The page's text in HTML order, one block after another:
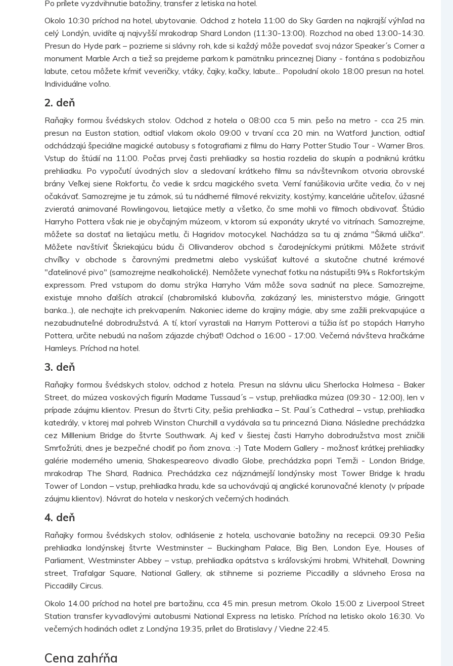
Po prílete vyzdvihnutie batožiny, transfer z letiska na hotel.
Okolo 10:30 príchod na hotel, ubytovanie. Odchod z hotela 11:00 do Sky Garden na najkrajší výhľad na
celý Londýn, uvidíte aj najvyšší mrakodrap Shard London (11:30-13:00). Rozchod na obed 13:00-14:30.
Presun do Hyde park – pozrieme si slávny roh, kde si každý môže povedať svoj názor Speaker´s Corner a
monument Marble Arch a tiež sa prejdeme parkom k pamätníku princeznej Diany - fontána s podobizňou
labute, cetou môžete kŕmiť veveričky, vtáky, čajky, kačky, labute... Popoludní okolo 18:00 presun na hotel.
Individuálne voľno.
2. deň
Raňajky formou švédskych stolov. Odchod z hotela o 08:00 cca 5 min. pešo na metro - cca 25 min.
presun na Euston station, odtiaľ vlakom okolo 09:00 v trvaní cca 20 min. na Watford Junction, odtiaľ
odchádzajú špeciálne magické autobusy s fotografiami z filmu do Harry Potter Studio Tour - Warner Bros.
Vstup do štúdií na 11:00. Počas prvej časti prehliadky sa hostia rozdelia do skupín a podniknú krátku
prehliadku. Po vypočutí úvodných slov a sledovaní krátkeho filmu sa návštevníkom otvoria obrovské
brány Veľkej siene Rokfortu, čo vedie k srdcu magického sveta. Verní fanúšikovia určite vedia, čo v nej
očakávať. Samozrejme je tu zámok, sú tu nádherné filmové rekvizity, kostýmy, kancelárie učiteľov, úžasné
zvieratá animované Rowlingovou, lietajúce metly a všetko, čo sme mohli vo filmoch obdivovať. Štúdio
Harryho Pottera však nie je obyčajným múzeom, v ktorom sú exponáty ukryté vo vitrínach. Samozrejme,
môžete sa dostať na lietajúcu metlu, či Hagridov motocykel. Nachádza sa tu aj známa "Šikmá ulička".
Môžete navštíviť Škriekajúcu búdu či Ollivanderov obchod s čarodejníckymi prútikmi. Môžete stráviť
chvíľky v obchode s čarovnými predmetmi alebo vyskúšať kultové a skutočne chutné krémové
"ďatelinové pivo" (samozrejme nealkoholické). Nemôžete vynechať fotku na nástupišti 9¾ s Rokfortským
expressom. Pred vstupom do domu strýka Harryho Vám môže sova sadnúť na plece. Samozrejme,
existuje mnoho ďalších atrakcií (chabromilská klubovňa, zakázaný les, ministerstvo mágie, Gringott
banka...), ale nechajte ich prekvapením. Nakoniec ideme do krajiny mágie, aby sme zažili prekvapujúce a
nezabudnuteľné dobrodružstvá. A tí, ktorí vyrastali na Harrym Potterovi a túžia ísť po stopách Harryho
Pottera, určite nebudú na našom zájazde chýbať! Odchod o 16:00 - 17:00. Večerná návšteva hračkárne
Hamleys. Príchod na hotel.
3. deň
Raňajky formou švédskych stolov, odchod z hotela. Presun na slávnu ulicu Sherlocka Holmesa - Baker
Street, do múzea voskových figurín Madame Tussaud´s – vstup, prehliadka múzea (09:30 - 12:00), len v
prípade záujmu klientov. Presun do štvrti City, pešia prehliadka – St. Paul´s Cathedral – vstup, prehliadka
katedrály, v ktorej mal pohreb Winston Churchill a vydávala sa tu princezná Diana. Následne prechádzka
cez Milllenium Bridge do štvrte Southwark. Aj keď v šiestej časti Harryho dobrodružstva most zničili
Smrťožrúti, dnes je bezpečné chodiť po ňom znova. :-) Tate Modern Gallery - možnosť krátkej prehliadky
galérie moderného umenia, Shakespeareovo divadlo Globe, prechádzka popri Temži - London Bridge,
mrakodrap The Shard, Radnica. Prechádzka cez nájznámejší londýnsky most Tower Bridge k hradu
Tower of London – vstup, prehliadka hradu, kde sa uchovávajú aj anglické korunovačné klenoty (v prípade
záujmu klientov). Návrat do hotela v neskorých večerných hodinách.
4. deň
Raňajky formou švédskych stolov, odhlásenie z hotela, uschovanie batožiny na recepcii. 09:30 Pešia
prehliadka londýnskej štvrte Westminster – Buckingham Palace, Big Ben, London Eye, Houses of
Parliament, Westminster Abbey – vstup, prehliadka opátstva s kráľovskými hrobmi, Whitehall, Downing
street, Trafalgar Square, National Gallery, ak stihneme si pozrieme Piccadilly a slávneho Erosa na
Piccadilly Circus.
Okolo 14.00 príchod na hotel pre bartožinu, cca 45 min. presun metrom. Okolo 15:00 z Liverpool Street
Station transfer kyvadlovými autobusmi National Express na letisko. Príchod na letisko okolo 16:30. Vo
večerných hodinách odlet z Londýna 19:35, prílet do Bratislavy / Viedne 22:45.
Cena zahŕňa